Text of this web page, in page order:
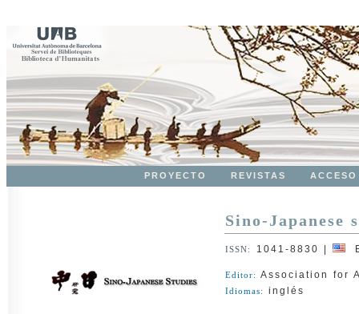
PROYECTO REVISTAS
Sino-Japanese
ISSN: 1041-8830
Editor: Association for
Idiomas: inglés